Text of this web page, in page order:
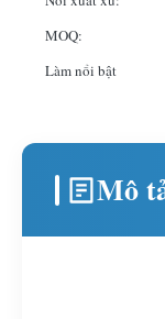
MOQ:
Làm nổi bật
Mô